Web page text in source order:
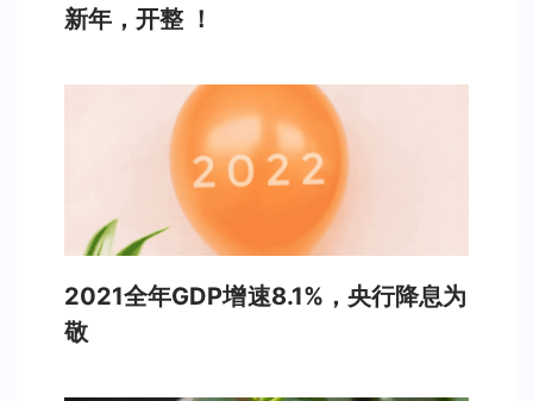
新年，开整 ！
2021全年GDP增速8.1%，央行降息为
敬